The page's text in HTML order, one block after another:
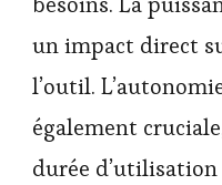
un impact direct
l’outil.
également
durée d’utilisation